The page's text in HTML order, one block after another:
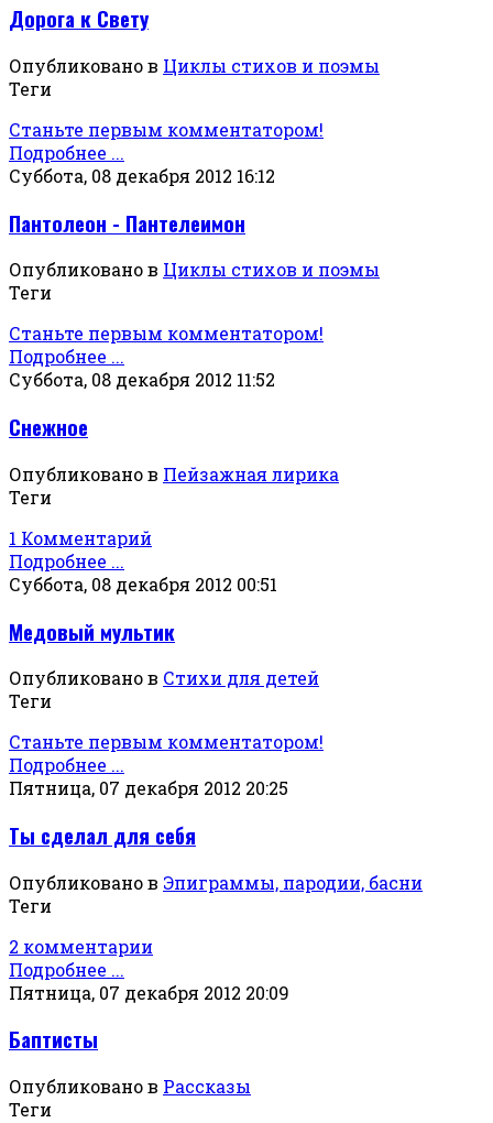
Дорога к Свету
Опубликовано в Циклы стихов и поэмы
Теги
Станьте первым комментатором!
Подробнее ...
Суббота, 08 декабря 2012 16:12
Пантолеон - Пантелеимон
Опубликовано в Циклы стихов и поэмы
Теги
Станьте первым комментатором!
Подробнее ...
Суббота, 08 декабря 2012 11:52
Снежное
Опубликовано в Пейзажная лирика
Теги
1 Комментарий
Подробнее ...
Суббота, 08 декабря 2012 00:51
Медовый мультик
Опубликовано в Стихи для детей
Теги
Станьте первым комментатором!
Подробнее ...
Пятница, 07 декабря 2012 20:25
Ты сделал для себя
Опубликовано в Эпиграммы, пародии, басни
Теги
2 комментарии
Подробнее ...
Пятница, 07 декабря 2012 20:09
Баптисты
Опубликовано в Рассказы
Теги